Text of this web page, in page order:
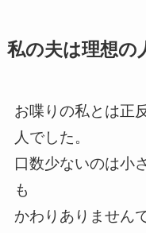
私の夫は理想の
お喋りの私とは正
人でした。
口数少ないのは小
も
かわりありません